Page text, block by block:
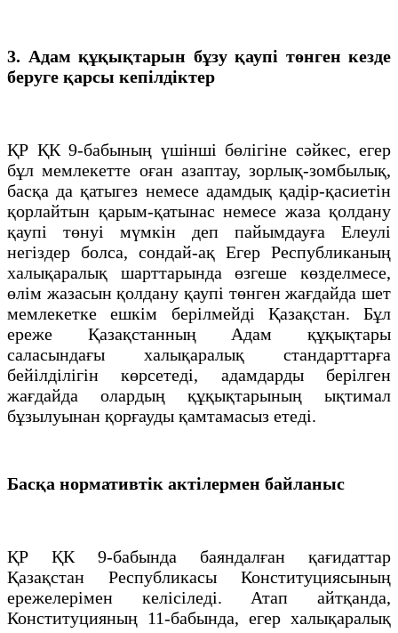
3. Адам құқықтарын бұзу қаупі төнген кезде
беруге қарсы кепілдіктер
ҚР ҚК 9-бабының үшінші бөлігіне сәйкес, егер
бұл мемлекетте оған азаптау, зорлық-зомбылық,
басқа да қатыгез немесе адамдық қадір-қасиетін
қорлайтын қарым-қатынас немесе жаза қолдану
қаупі төнуі мүмкін деп пайымдауға Елеулі
негіздер болса, сондай-ақ Егер Республиканың
халықаралық шарттарында өзгеше көзделмесе,
өлім жазасын қолдану қаупі төнген жағдайда шет
мемлекетке ешкім берілмейді Қазақстан. Бұл
ереже Қазақстанның Адам құқықтары
саласындағы халықаралық стандарттарға
бейілділігін көрсетеді, адамдарды берілген
жағдайда олардың құқықтарының ықтимал
бұзылуынан қорғауды қамтамасыз етеді.
Басқа нормативтік актілермен байланыс
ҚР ҚК 9-бабында баяндалған қағидаттар
Қазақстан Республикасы Конституциясының
ережелерімен келісіледі. Атап айтқанда,
Конституцияның 11-бабында, егер халықаралық